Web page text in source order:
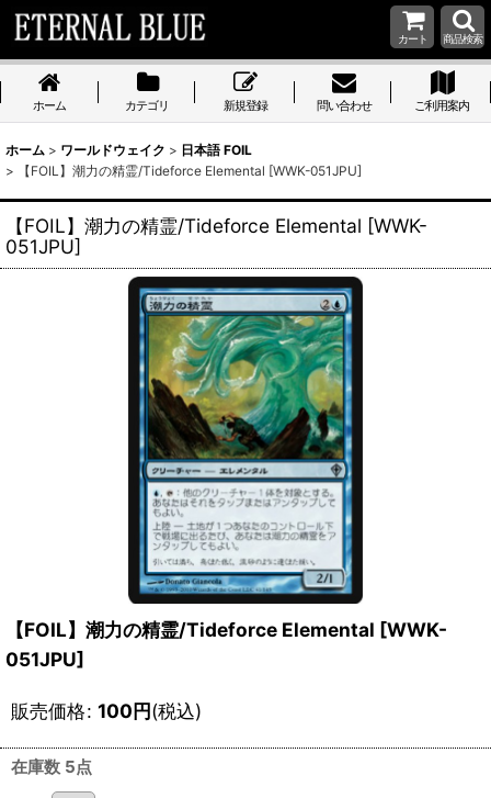
カート 商品検索
ホーム カテゴリ 新規登録 問い合わせ ご利用案内
ホーム > ワールドウェイク > 日本語 FOIL
>
【FOIL】潮力の精霊/Tideforce Elemental [WWK-051JPU]
【FOIL】潮力の精霊/Tideforce Elemental [WWK-
051JPU]
【FOIL】潮力の精霊/Tideforce Elemental [WWK-
051JPU]
販売価格: 100円(税込)
在庫数 5点